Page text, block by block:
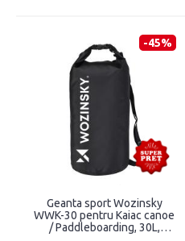
-45%
Geanta sport Wozinsky
WWK-30 pentru Kaiac canoe
/ Paddleboarding, 30L,